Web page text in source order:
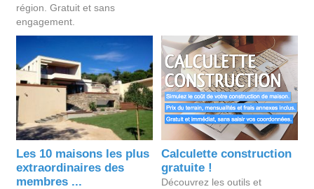
région. Gratuit et sans
engagement.
Les 10 maisons les plus
extraordinaires des
membres ...
Calculette construction
gratuite !
Découvrez les outils et